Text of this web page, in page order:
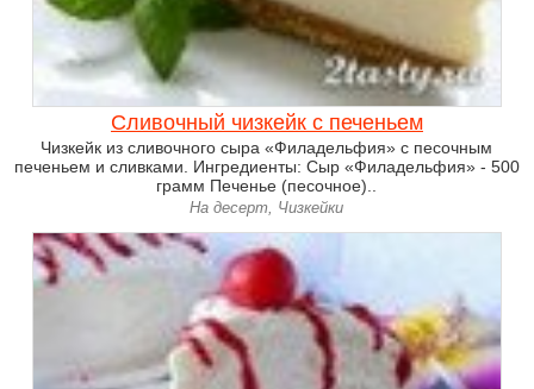
Сливочный чизкейк с печеньем
Чизкейк из сливочного сыра «Филадельфия» с песочным
печеньем и сливками. Ингредиенты: Сыр «Филадельфия» - 500
грамм Печенье (песочное)..
На десерт, Чизкейки